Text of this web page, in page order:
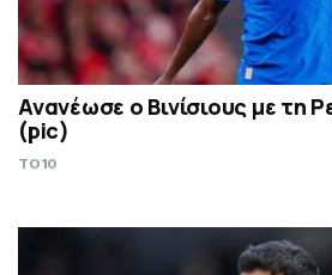
Ανανέωσε ο Βινίσιους με τη
(pic)
TO10